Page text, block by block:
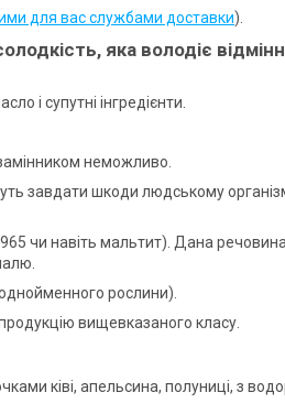
для вас службами доставки).
яка володіє
і супутні інгредієнти.
неможливо.
завдати шкоди людському
чи навіть мальтит). Дана
рослини).
вищевказаного класу.
ківі, апельсина, полуниці, з